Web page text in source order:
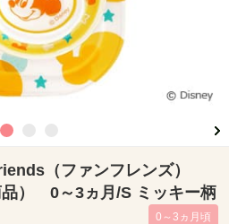
（ファンフレンズ）
品） 0～3ヵ月/S ミッキー柄
0～3ヵ月頃